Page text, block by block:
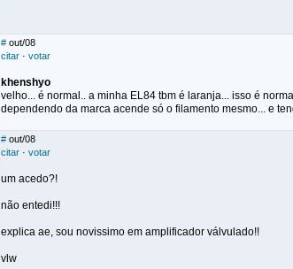
# out/08
citar · votar
khenshyo
velho... é normal.. a minha EL84 tbm é laranja... isso é
dependendo da marca acende só o filamento mesmo... e
# out/08
citar · votar
um acedo?!
não entedi!!!
explica ae, sou novissimo em amplificador válvulado!!
vlw